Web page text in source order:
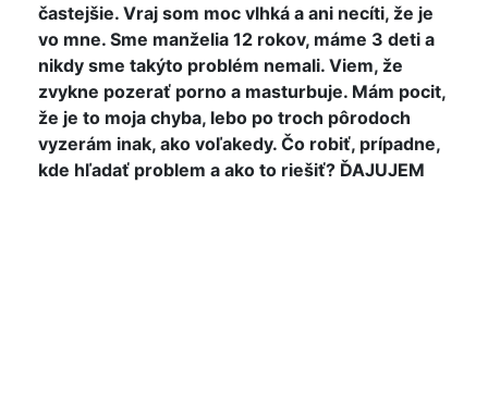
častejšie. Vraj som moc vlhká a ani necíti, že je
vo mne. Sme manželia 12 rokov, máme 3 deti a
nikdy sme takýto problém nemali. Viem, že
zvykne pozerať porno a masturbuje. Mám pocit,
že je to moja chyba, lebo po troch pôrodoch
vyzerám inak, ako voľakedy. Čo robiť, prípadne,
kde hľadať problem a ako to riešiť? ĎAJUJEM